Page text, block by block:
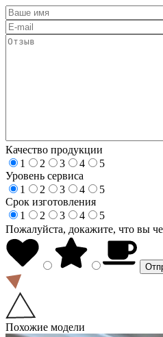
Качество продукции
1
2 3 4
5
Уровень сервиса
1
2 3 4
5
Срок изготовления
1
2 3 4
5
Пожалуйста, докажите, что вы
Похожие модели